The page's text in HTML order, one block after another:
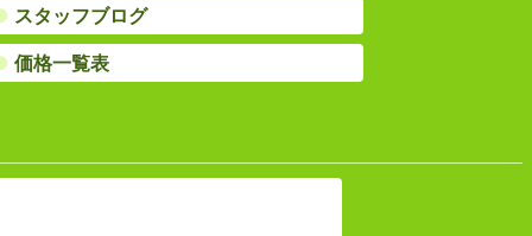
スタッフブログ
価格一覧表